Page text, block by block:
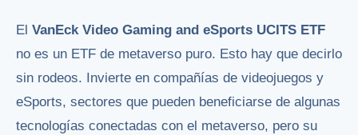
El VanEck Video Gaming and eSports UCITS ETF
no es un ETF de metaverso puro. Esto hay que decirlo
sin rodeos. Invierte en compañías de videojuegos y
eSports, sectores que pueden beneficiarse de algunas
tecnologías conectadas con el metaverso, pero su